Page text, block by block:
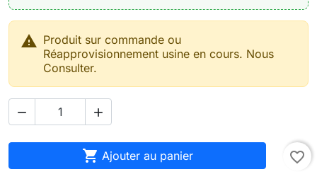
 Produit sur commande ou
Réapprovisionnement usine en cours. Nous
Consulter.
 
 Ajouter au panier favorite_border